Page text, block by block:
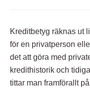
Kreditbetyg räknas ut
för en privatperson
det att göra med
kredithistorik och
tittar man framförallt